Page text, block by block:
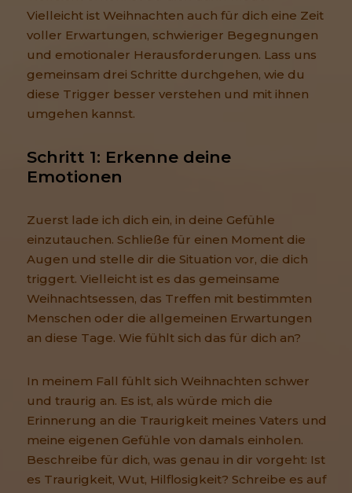
Vielleicht ist Weihnachten auch für dich eine Zeit
voller Erwartungen, schwieriger Begegnungen
und emotionaler Herausforderungen. Lass uns
gemeinsam drei Schritte durchgehen, wie du
diese Trigger besser verstehen und mit ihnen
umgehen kannst.
Schritt 1: Erkenne deine
Emotionen
Zuerst lade ich dich ein, in deine Gefühle
einzutauchen. Schließe für einen Moment die
Augen und stelle dir die Situation vor, die dich
triggert. Vielleicht ist es das gemeinsame
Weihnachtsessen, das Treffen mit bestimmten
Menschen oder die allgemeinen Erwartungen
an diese Tage. Wie fühlt sich das für dich an?
In meinem Fall fühlt sich Weihnachten schwer
und traurig an. Es ist, als würde mich die
Erinnerung an die Traurigkeit meines Vaters und
meine eigenen Gefühle von damals einholen.
Beschreibe für dich, was genau in dir vorgeht: Ist
es Traurigkeit, Wut, Hilflosigkeit? Schreibe es auf